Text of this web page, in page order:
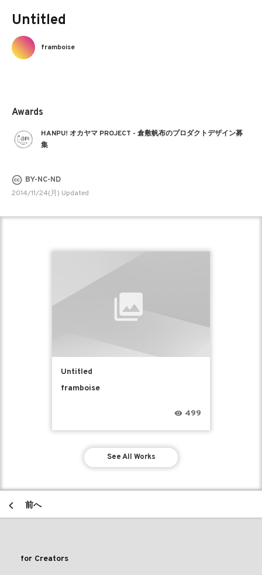
Untitled
framboise
Awards
HANPU! オカヤマ PROJECT - 倉敷帆布のプロダクトデザイン募
集
BY-NC-ND
2014/11/24(月) Updated
Untitled
framboise
499
See All Works
前へ
for Creators